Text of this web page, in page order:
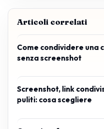
Articoli correlati
Come condividere una
senza screenshot
Screenshot, link
puliti: cosa scegliere